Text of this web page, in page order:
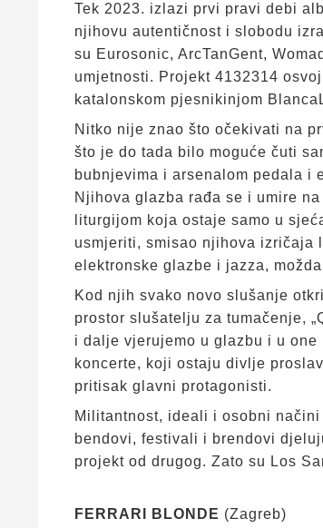
Tek 2023. izlazi prvi pravi debi
njihovu autentičnost i slobodu
su Eurosonic, ArcTanGent,
umjetnosti. Projekt 4132314
katalonskom pjesnikinjom
Nitko nije znao što očekivati na
što je do tada bilo moguće čuti
bubnjevima i arsenalom pedala i
Njihova glazba rađa se i umire
liturgijom koja ostaje samo u
usmjeriti, smisao njihova izričaja
elektronske glazbe i jazza,
Kod njih svako novo slušanje
prostor slušatelju za tumačenje,
i dalje vjerujemo u glazbu i u
koncerte, koji ostaju divlje
pritisak glavni protagonisti.
Militantnost, ideali i osobni
bendovi, festivali i brendovi
projekt od drugog. Zato su Los
FERRARI BLONDE (Zagreb)